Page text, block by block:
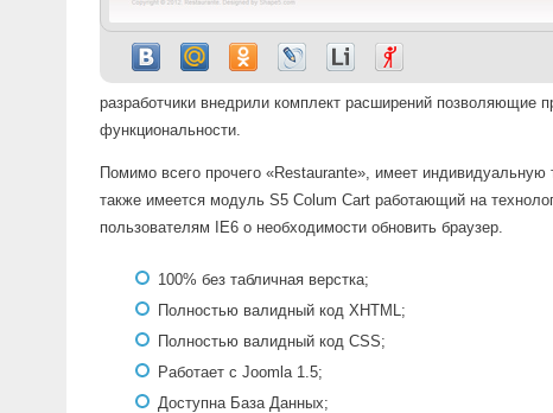
разработчики внедрили комплект расширений позволяющие
функциональности.
Помимо всего прочего «Restaurante», имеет
также имеется модуль S5 Colum Cart работающий на
пользователям IE6 о необходимости обновить браузер.
100% без табличная верстка;
Полностью валидный код XHTML;
Полностью валидный код CSS;
Работает с Joomla 1.5;
Доступна База Данных;